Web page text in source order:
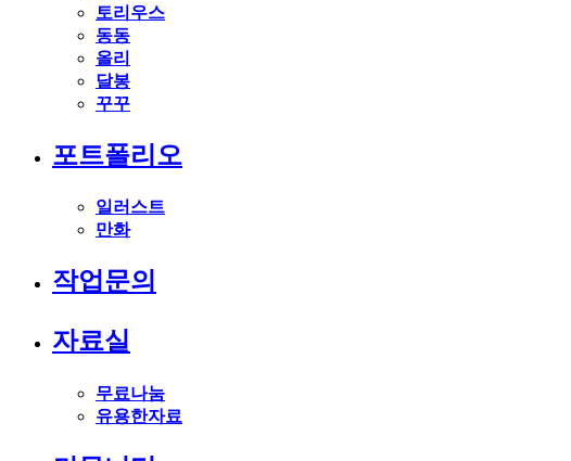
토리우스
동동
올리
달봉
꾸꾸
포트폴리오
일러스트
만화
작업문의
자료실
무료나눔
유용한자료